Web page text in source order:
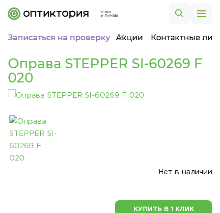
Записаться на проверку Акции Контактные
Оправа STEPPER SI-60269 F
020
Нет в наличии
КУПИТЬ В 1 КЛИК